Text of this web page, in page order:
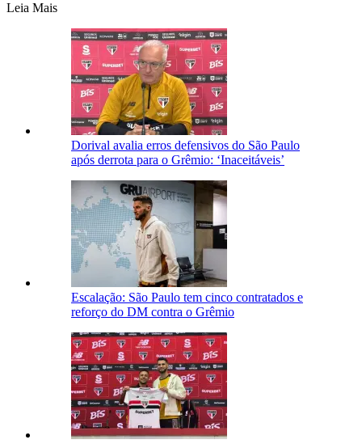
Leia Mais
Dorival avalia erros defensivos do São Paulo
após derrota para o Grêmio: ‘Inaceitáveis’
Escalação: São Paulo tem cinco contratados e
reforço do DM contra o Grêmio